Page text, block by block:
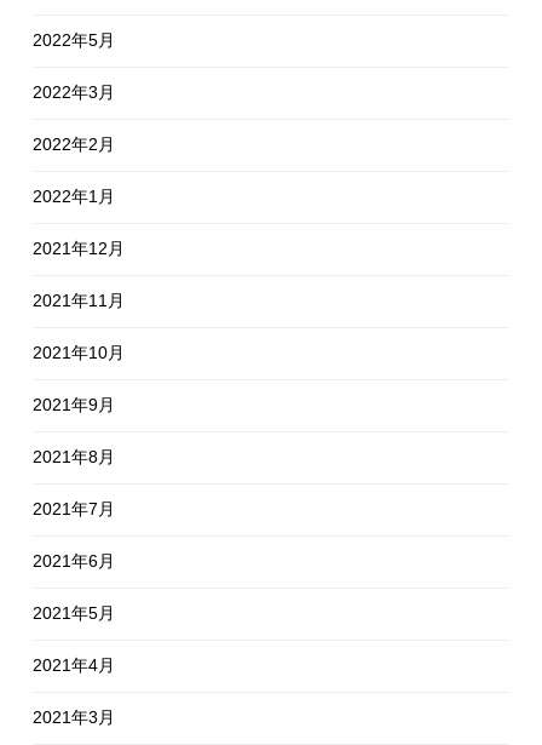
2022年5月
2022年3月
2022年2月
2022年1月
2021年12月
2021年11月
2021年10月
2021年9月
2021年8月
2021年7月
2021年6月
2021年5月
2021年4月
2021年3月